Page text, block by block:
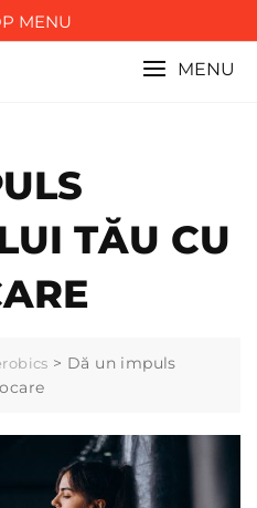
MENU
MENU
TĂU CU
> Dă un impuls